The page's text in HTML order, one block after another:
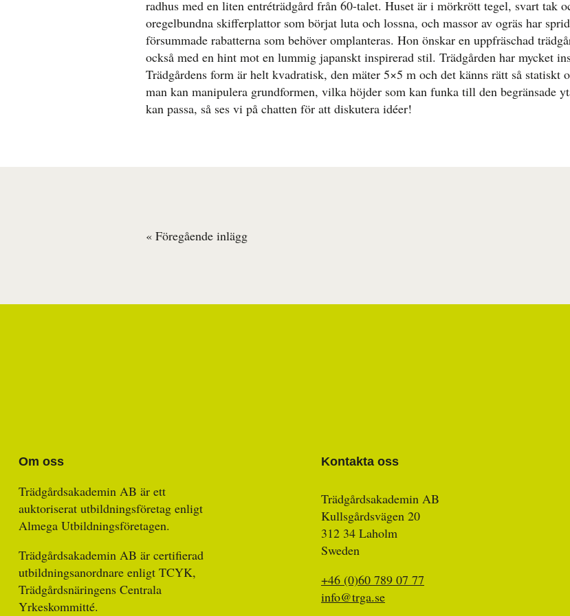
radhus med en liten entréträdgård från 60-talet. Huset är i mörkrött tegel, svart tak
oregelbundna skifferplattor som börjat luta och lossna, och massor av ogräs har
försummade rabatterna som behöver omplanteras. Hon önskar en uppfräschad
också med en hint mot en lummig japanskt inspirerad stil. Trädgården har mycket
Trädgårdens form är helt kvadratisk, den mäter 5×5 m och det känns rätt så statiskt
man kan manipulera grundformen, vilka höjder som kan funka till den begränsade
kan passa, så ses vi på chatten för att diskutera idéer!
« Föregående inlägg
Om oss
Trädgårdsakademin AB är ett
auktoriserat utbildningsföretag enligt
Almega Utbildningsföretagen.
Trädgårdsakademin AB är certifierad
utbildningsanordnare enligt TCYK,
Trädgårdsnäringens Centrala
Yrkeskommitté.
Kontakta oss
Trädgårdsakademin AB
Kullsgårdsvägen 20
312 34 Laholm
Sweden
+46 (0)60 789 07 77
info@trga.se